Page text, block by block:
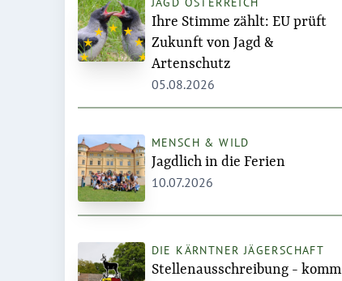
Ihre Stimme zählt: EU prüft
Zukunft von Jagd &
Artenschutz
05.08.2026
MENSCH & WILD
Jagdlich in die Ferien
10.07.2026
DIE KÄRNTNER JÄGERSCHAFT
Stellenausschreibung - komm